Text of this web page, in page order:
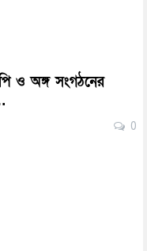
ও অঙ্গ সংগঠনের
0